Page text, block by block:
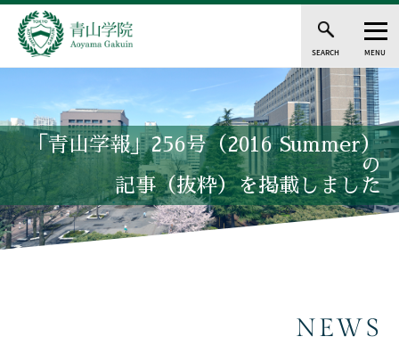
SEARCH MENU
「青山学報」256号（2016 Summer）
の
記事（抜粋）を掲載しました
NEWS